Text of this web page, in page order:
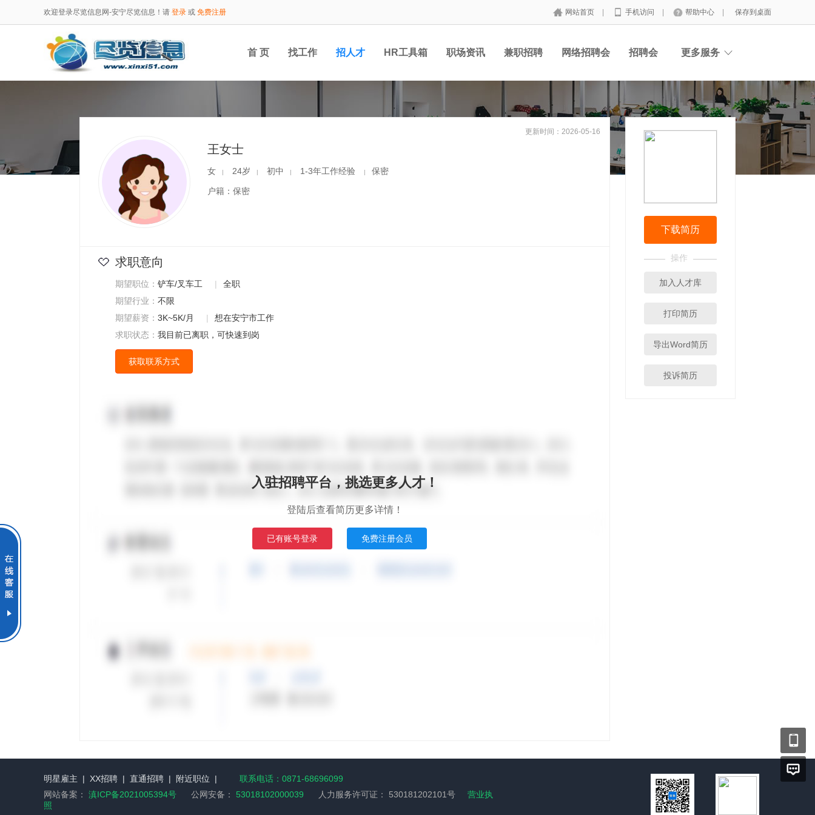
欢迎登录尽览信息网-安宁尽览信息！请 登录 或 免费注册 网站首页 手机访问 帮助中心 保存到桌面
首 页 找工作 招人才 HR工具箱 职场资讯 兼职招聘 网络招聘会 招聘会 更多服务
更新时间：2026-05-16
王女士
女 | 24岁 | 初中 | 1-3年工作经验 | 保密
户籍：保密
求职意向
期望职位： 铲车/叉车工 |
全职
期望行业： 不限
期望薪资： 3K~5K/月 |
想在安宁市工作
求职状态： 我目前已离职，可快速到岗
获取联系方式
入驻招聘平台，挑选更多人才！
登陆后查看简历更多详情！
已有账号登录 免费注册会员
下载简历
操作
加入人才库
打印简历
导出Word简历
投诉简历
明星雇主 | XX招聘 | 直通招聘 | 附近职位 |
联系电话：0871-68696099
网站备案： 滇ICP备2021005394号 公网安备： 53018102000039 人力服务许可证： 530181202101号
营业执
照